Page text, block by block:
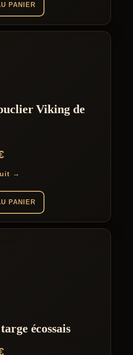
PANIER
Viking de
→
PANIER
écossais